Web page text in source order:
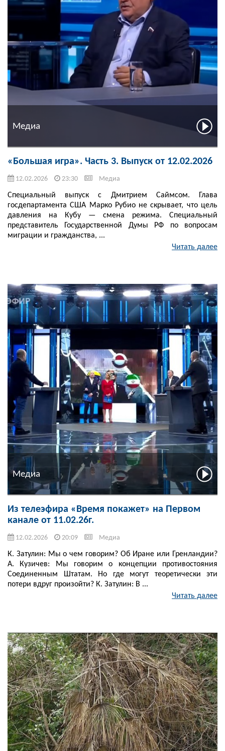
Медиа
«Большая игра». Часть 3. Выпуск от 12.02.2026
12.02.2026 23:30 Медиа
Специальный выпуск с Дмитрием Саймсом. Глава
госдепартамента США Марко Рубио не скрывает, что цель
давления на Кубу — смена режима. Специальный
представитель Государственной Думы РФ по вопросам
миграции и гражданства, ...
Читать далее
Медиа
Из телеэфира «Время покажет» на Первом
канале от 11.02.26г.
12.02.2026 20:09 Медиа
К. Затулин: Мы о чем говорим? Об Иране или Гренландии?
А. Кузичев: Мы говорим о концепции противостояния
Соединенным Штатам. Но где могут теоретически эти
потери вдруг произойти? К. Затулин: В ...
Читать далее